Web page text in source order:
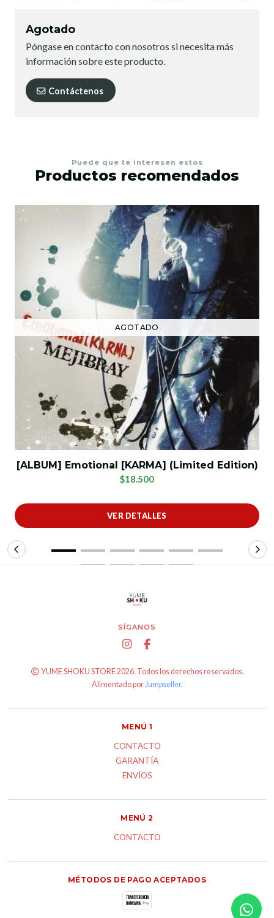
Agotado
Póngase en contacto con nosotros si necesita más
información sobre este producto.
Contáctenos
Puede que te interesen estos
Productos recomendados
AGOTADO
[ALBUM] Emotional [KARMA] (Limited Edition)
$18.500
VER DETALLES
SÍGANOS
YUME SHOKU STORE 2026. Todos los derechos reservados.
Alimentado por Jumpseller.
MENÚ 1
CONTACTO
GARANTÍA
ENVÍOS
MENÚ 2
CONTACTO
MÉTODOS DE PAGO ACEPTADOS